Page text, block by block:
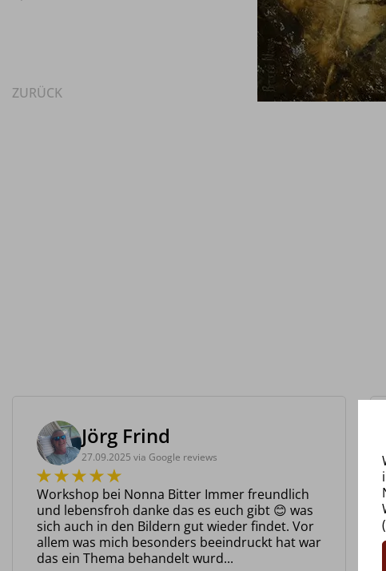
ZURÜCK
Jörg Frind
27.09.2025 via Google reviews
Workshop bei Nonna Bitter Immer freundlich
und lebensfroh danke das es euch gibt 😊 was
sich auch in den Bildern gut wieder findet. Vor
allem was mich besonders beeindruckt hat war
das ein Thema behandelt wurd...